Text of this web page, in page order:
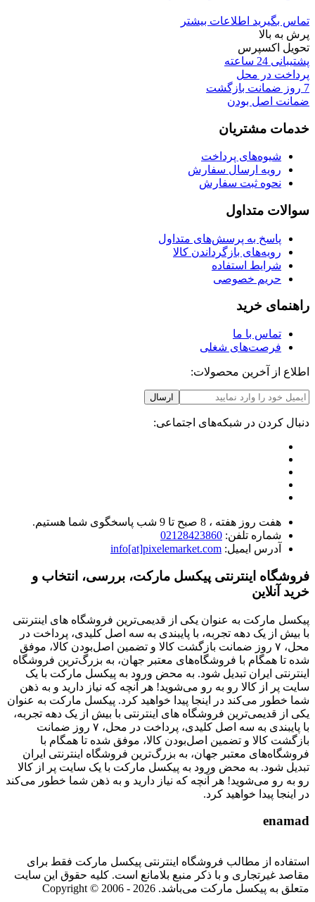
تماس بگیرید اطلاعات بیشتر
پرش به بالا
تحویل اکسپرس
پشتیبانی 24 ساعته
پرداخت در محل
7 روز ضمانت بازگشت
ضمانت اصل بودن
خدمات مشتریان
شیوه‌های پرداخت
رویه ارسال سفارش
نحوه ثبت سفارش
سوالات متداول
پاسخ به پرسش‌های متداول
رویه‌های بازگرداندن کالا
شرایط استفاده
حریم خصوصی
راهنمای خرید
تماس با ما
فرصت‌های شغلی
اطلاع از آخرین محصولات:
ارسال
دنبال کردن در شبکه‌های اجتماعی:
هفت روز هفته ، 8 صبح تا 9 شب پاسخگوی شما هستیم.
شماره تلفن: 02128423860
آدرس ایمیل: info[at]pixelemarket.com
فروشگاه اینترنتی پیکسل مارکت، بررسی، انتخاب و
خرید آنلاین
پیکسل مارکت به عنوان یکی از قدیمی‌ترین فروشگاه های اینترنتی
با بیش از یک دهه تجربه، با پایبندی به سه اصل کلیدی، پرداخت در
محل، ۷ روز ضمانت بازگشت کالا و تضمین اصل‌بودن کالا، موفق
شده تا همگام با فروشگاه‌های معتبر جهان، به بزرگ‌ترین فروشگاه
اینترنتی ایران تبدیل شود. به محض ورود به پیکسل مارکت با یک
سایت پر از کالا رو به رو می‌شوید! هر آنچه که نیاز دارید و به ذهن
شما خطور می‌کند در اینجا پیدا خواهید کرد. پیکسل مارکت به عنوان
یکی از قدیمی‌ترین فروشگاه های اینترنتی با بیش از یک دهه تجربه،
با پایبندی به سه اصل کلیدی، پرداخت در محل، ۷ روز ضمانت
بازگشت کالا و تضمین اصل‌بودن کالا، موفق شده تا همگام با
فروشگاه‌های معتبر جهان، به بزرگ‌ترین فروشگاه اینترنتی ایران
تبدیل شود. به محض ورود به پیکسل مارکت با یک سایت پر از کالا
رو به رو می‌شوید! هر آنچه که نیاز دارید و به ذهن شما خطور می‌کند
در اینجا پیدا خواهید کرد.
enamad
استفاده از مطالب فروشگاه اینترنتی پیکسل مارکت فقط برای
مقاصد غیرتجاری و با ذکر منبع بلامانع است. کلیه حقوق این سایت
متعلق به پیکسل مارکت می‌باشد. Copyright © 2006 - 2026